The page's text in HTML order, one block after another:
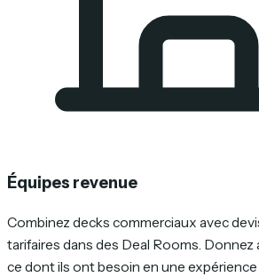
Équipes revenue
Combinez decks commerciaux avec
tarifaires dans des Deal Rooms.
ce dont ils ont besoin en une